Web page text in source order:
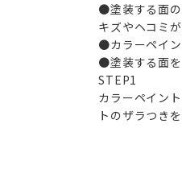
●塗装する面の
キズやヘコミ
●カラーペイン
●塗装する面を
STEP1
カラーペイン
トのザラつき